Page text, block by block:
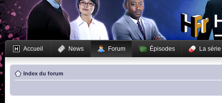
Accueil News Forum Épisodes La série
Index du forum